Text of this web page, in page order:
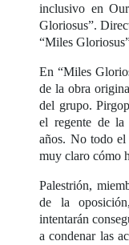
inclusivo en
Gloriosus”.
“Miles
En “Miles
de la obra
del grupo.
el regente de la
años. No todo el
muy claro cómo
Palestrión,
de la
intentarán
a condenar las